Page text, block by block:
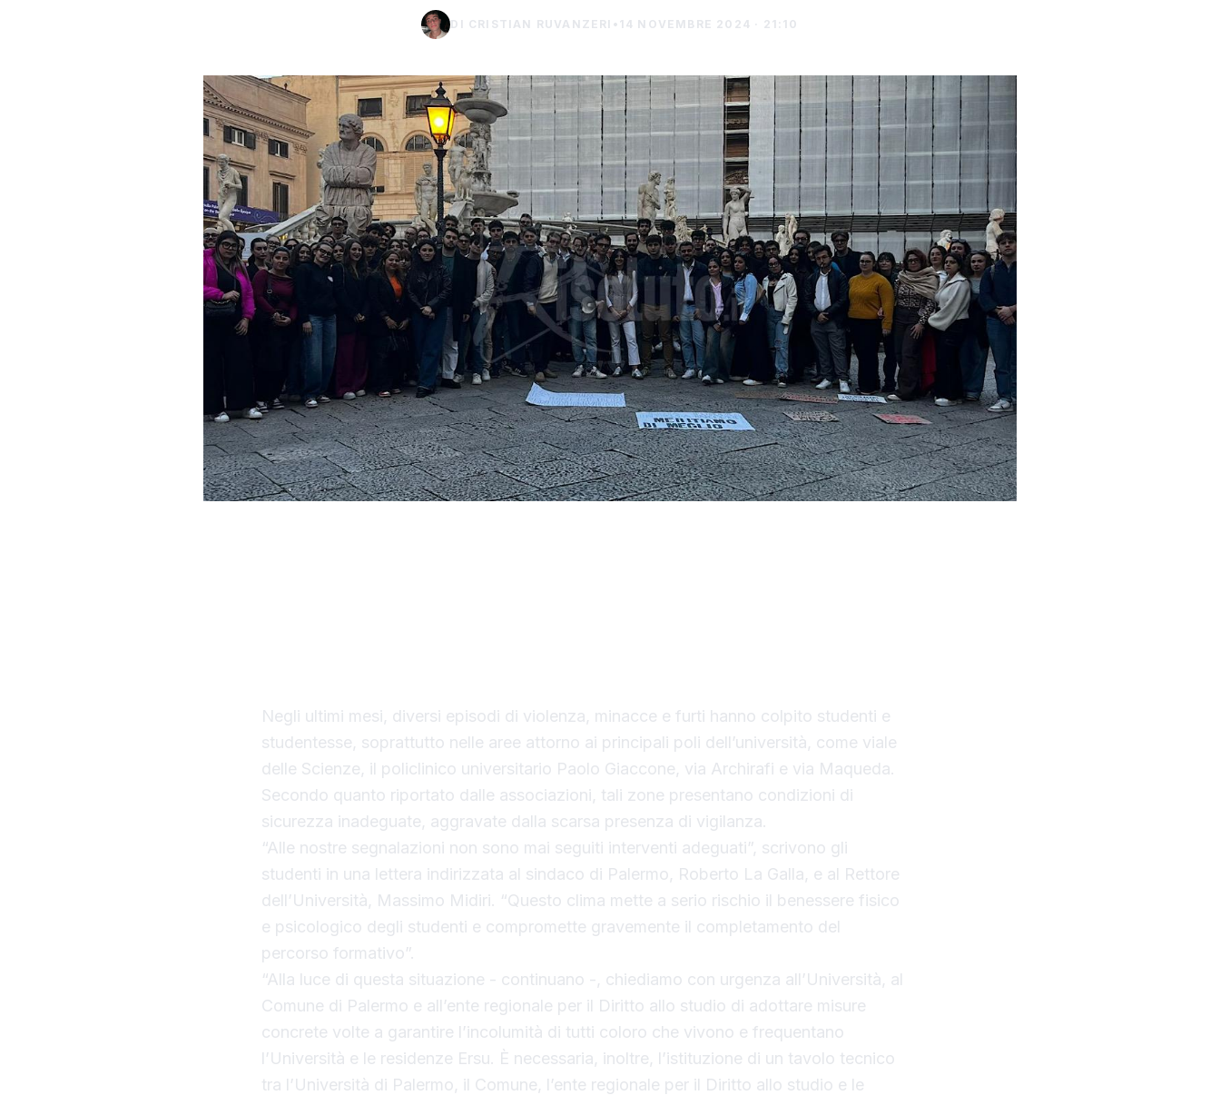
DI CRISTIAN RUVANZERI • 14 NOVEMBRE 2024 · 21:10
Negli ultimi mesi, diversi episodi di violenza, minacce e furti hanno colpito studenti e
studentesse, soprattutto nelle aree attorno ai principali poli dell’università, come viale
delle Scienze, il policlinico universitario Paolo Giaccone, via Archirafi e via Maqueda.
Secondo quanto riportato dalle associazioni, tali zone presentano condizioni di
sicurezza inadeguate, aggravate dalla scarsa presenza di vigilanza.
“Alle nostre segnalazioni non sono mai seguiti interventi adeguati”, scrivono gli
studenti in una lettera indirizzata al sindaco di Palermo, Roberto La Galla, e al Rettore
dell’Università, Massimo Midiri. “Questo clima mette a serio rischio il benessere fisico
e psicologico degli studenti e compromette gravemente il completamento del
percorso formativo”.
“Alla luce di questa situazione - continuano -, chiediamo con urgenza all’Università, al
Comune di Palermo e all’ente regionale per il Diritto allo studio di adottare misure
concrete volte a garantire l’incolumità di tutti coloro che vivono e frequentano
l’Università e le residenze Ersu. È necessaria, inoltre, l’istituzione di un tavolo tecnico
tra l’Università di Palermo, il Comune, l’ente regionale per il Diritto allo studio e le